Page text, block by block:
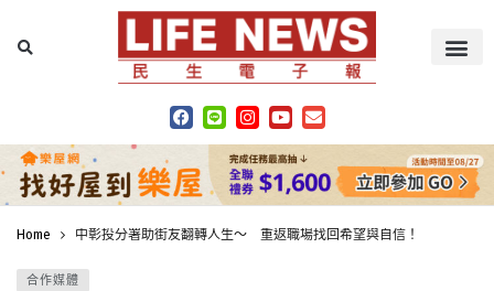
Home 中彰投分署助街友翻轉人生～ 重返職場找回希望與自信！
合作媒體